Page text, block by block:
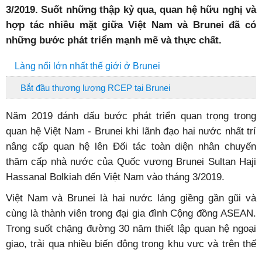
3/2019. Suốt những thập kỷ qua, quan hệ hữu nghị và
hợp tác nhiều mặt giữa Việt Nam và Brunei đã có
những bước phát triển mạnh mẽ và thực chất.
Làng nổi lớn nhất thế giới ở Brunei
Bắt đầu thương lượng RCEP tại Brunei
Năm 2019 đánh dấu bước phát triển quan trọng trong
quan hệ Việt Nam - Brunei khi lãnh đạo hai nước nhất trí
nâng cấp quan hệ lên Đối tác toàn diện nhân chuyến
thăm cấp nhà nước của Quốc vương Brunei Sultan Haji
Hassanal Bolkiah đến Việt Nam vào tháng 3/2019.
Việt Nam và Brunei là hai nước láng giềng gần gũi và
cùng là thành viên trong đại gia đình Cộng đồng ASEAN.
Trong suốt chặng đường 30 năm thiết lập quan hệ ngoại
giao, trải qua nhiều biến động trong khu vực và trên thế